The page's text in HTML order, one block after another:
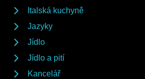
Italská kuchyně
Jazyky
Jídlo
Jídlo a pití
Kancelář